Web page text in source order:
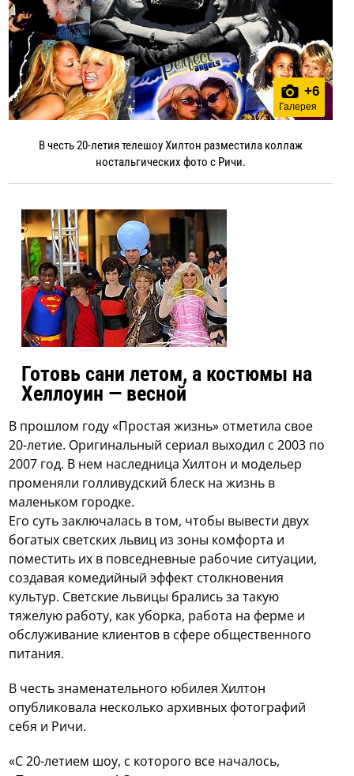
+6
Галерея
В честь 20-летия телешоу Хилтон разместила коллаж
ностальгических фото с Ричи.
Готовь сани летом, а костюмы на
Хеллоуин — весной
В прошлом году «Простая жизнь» отметила свое
20-летие. Оригинальный сериал выходил с 2003 по
2007 год. В нем наследница Хилтон и модельер
променяли голливудский блеск на жизнь в
маленьком городке.
Его суть заключалась в том, чтобы вывести двух
богатых светских львиц из зоны комфорта и
поместить их в повседневные рабочие ситуации,
создавая комедийный эффект столкновения
культур. Светские львицы брались за такую
тяжелую работу, как уборка, работа на ферме и
обслуживание клиентов в сфере общественного
питания.
В честь знаменательного юбилея Хилтон
опубликовала несколько архивных фотографий
себя и Ричи.
«С 20-летием шоу, с которого все началось,